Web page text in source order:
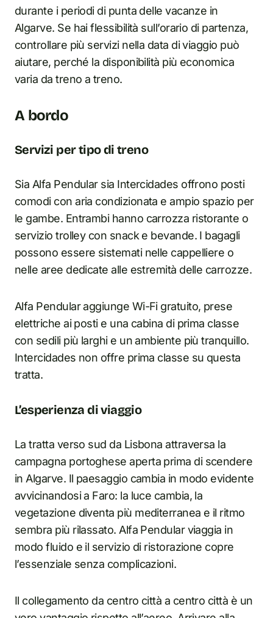
durante i periodi di punta delle vacanze in
Algarve. Se hai flessibilità sull’orario di partenza,
controllare più servizi nella data di viaggio può
aiutare, perché la disponibilità più economica
varia da treno a treno.
A bordo
Servizi per tipo di treno
Sia Alfa Pendular sia Intercidades offrono posti
comodi con aria condizionata e ampio spazio per
le gambe. Entrambi hanno carrozza ristorante o
servizio trolley con snack e bevande. I bagagli
possono essere sistemati nelle cappelliere o
nelle aree dedicate alle estremità delle carrozze.
Alfa Pendular aggiunge Wi-Fi gratuito, prese
elettriche ai posti e una cabina di prima classe
con sedili più larghi e un ambiente più tranquillo.
Intercidades non offre prima classe su questa
tratta.
L’esperienza di viaggio
La tratta verso sud da Lisbona attraversa la
campagna portoghese aperta prima di scendere
in Algarve. Il paesaggio cambia in modo evidente
avvicinandosi a Faro: la luce cambia, la
vegetazione diventa più mediterranea e il ritmo
sembra più rilassato. Alfa Pendular viaggia in
modo fluido e il servizio di ristorazione copre
l’essenziale senza complicazioni.
Il collegamento da centro città a centro città è un